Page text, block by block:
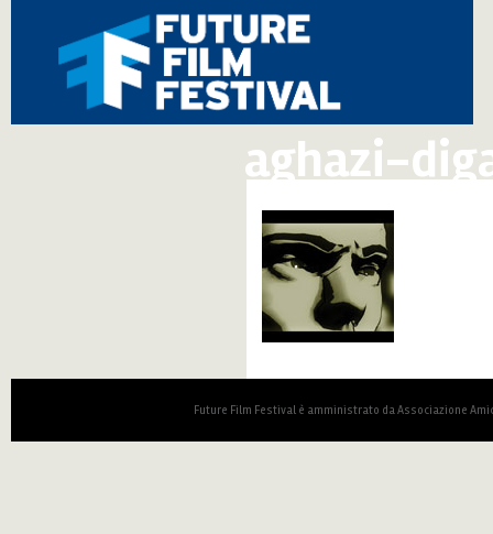
aghazi-
Future Film Festival è amministrato da Associazione